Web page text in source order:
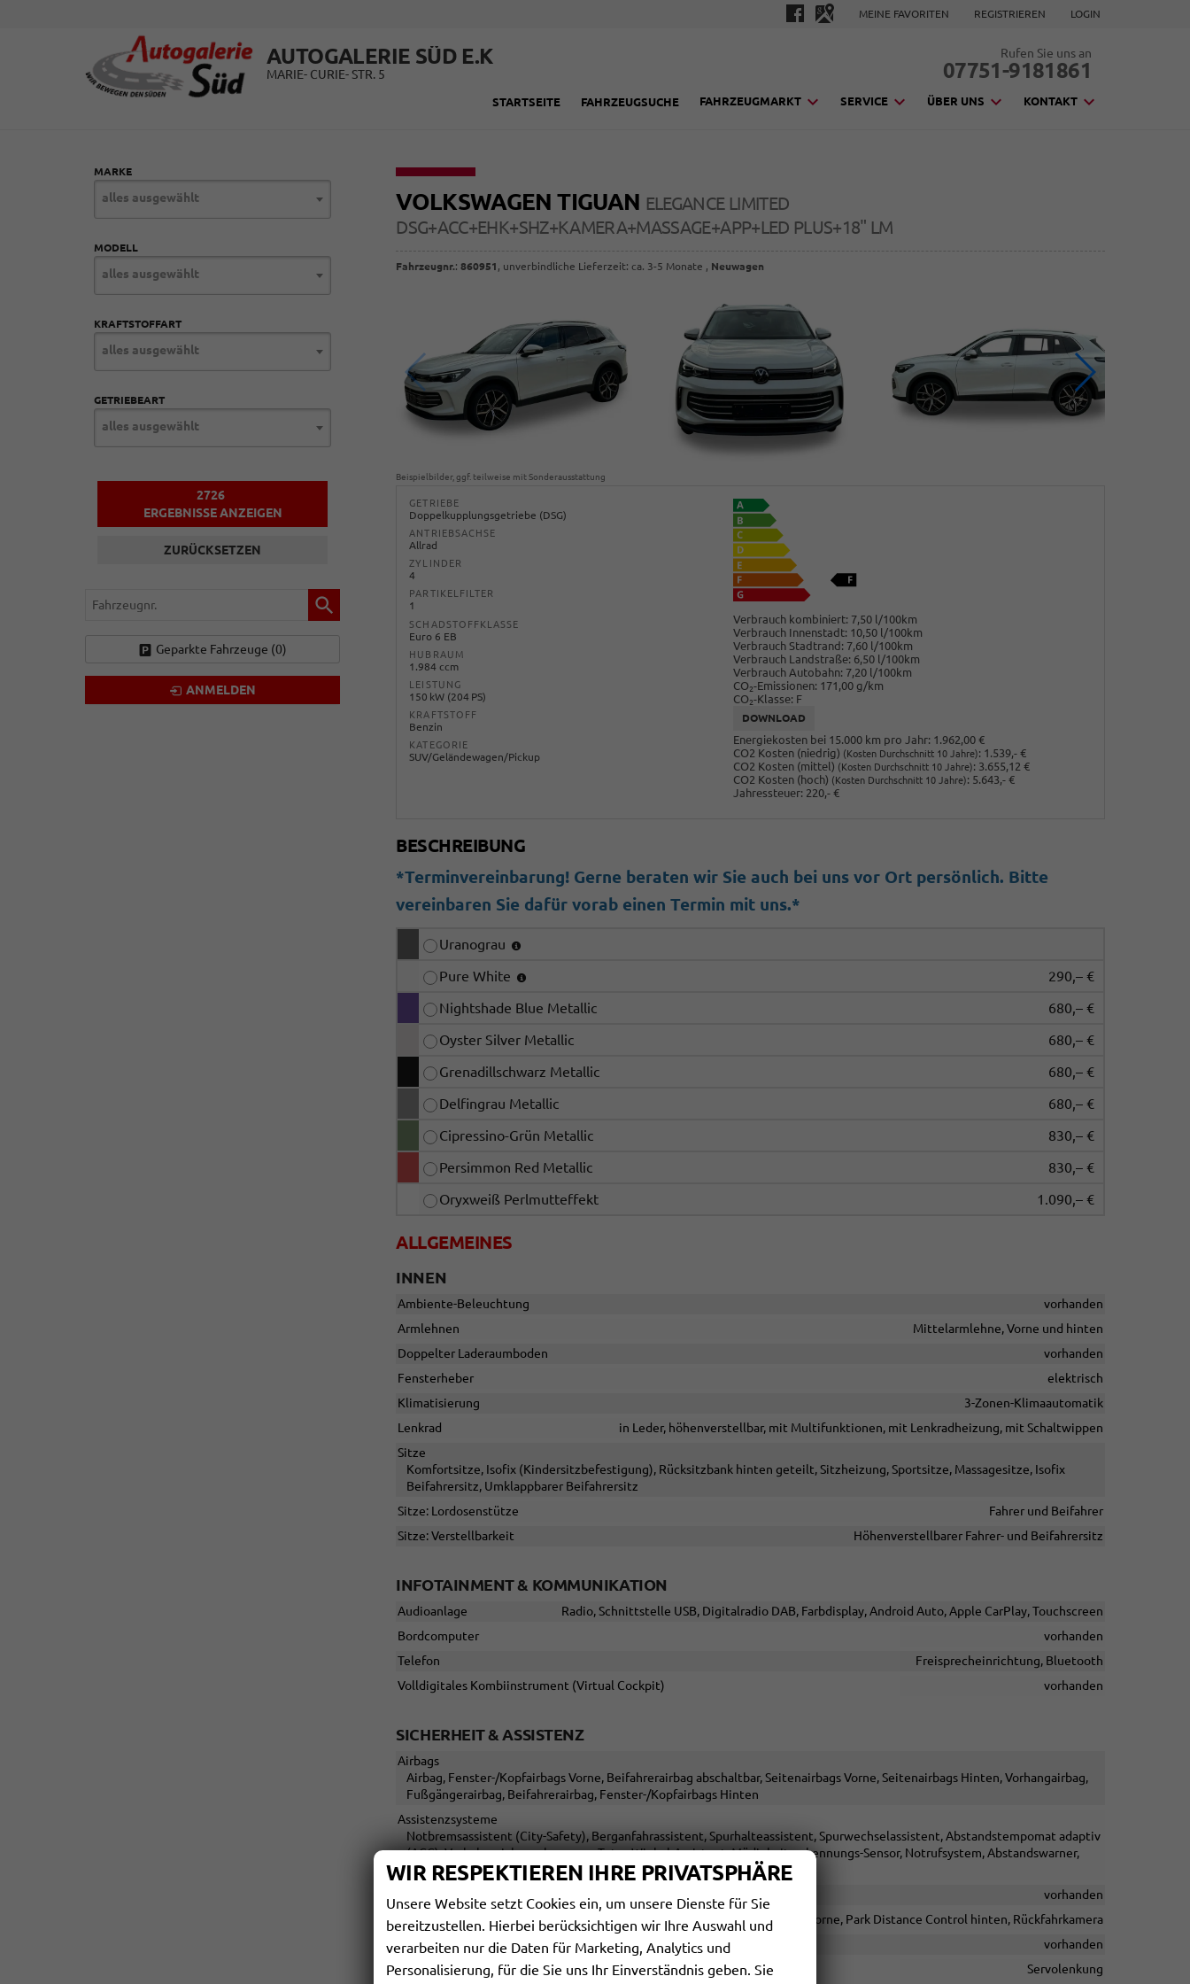
MEINE FAVORITEN REGISTRIEREN LOGIN
AUTOGALERIE SÜD E.K
MARIE- CURIE- STR. 5
Rufen Sie uns an
07751-9181861
STARTSEITE FAHRZEUGSUCHE FAHRZEUGMARKT SERVICE ÜBER UNS KONTAKT
VOLKSWAGEN TIGUAN ELEGANCE LIMITED
DSG+ACC+EHK+SHZ+KAMERA+MASSAGE+APP+LED PLUS+18" LM
Fahrzeugnr.:860951 , unverbindliche Lieferzeit: ca. 3-5 Monate , Neuwagen
Beispielbilder, ggf. teilweise mit Sonderausstattung
GETRIEBE
Doppelkupplungsgetriebe (DSG)
ANTRIEBSACHSE
Allrad
ZYLINDER
4
PARTIKELFILTER
1
SCHADSTOFFKLASSE
Euro 6 EB
HUBRAUM
1.984 ccm
LEISTUNG
150 kW (204 PS)
KRAFTSTOFF
Benzin
KATEGORIE
SUV/Geländewagen/Pickup
Verbrauch kombiniert: 7,50 l/100km
Verbrauch Innenstadt: 10,50 l/100km
Verbrauch Stadtrand: 7,60 l/100km
Verbrauch Landstraße: 6,50 l/100km
Verbrauch Autobahn: 7,20 l/100km
CO2-Emissionen: 171,00 g/km
CO2-Klasse: F
DOWNLOAD
Energiekosten bei 15.000 km pro Jahr: 1.962,00 €
CO2 Kosten (niedrig) (Kosten Durchschnitt 10 Jahre): 1.539,- €
CO2 Kosten (mittel) (Kosten Durchschnitt 10 Jahre): 3.655,12 €
CO2 Kosten (hoch) (Kosten Durchschnitt 10 Jahre): 5.643,- €
Jahressteuer: 220,- €
BESCHREIBUNG
*Terminvereinbarung! Gerne beraten wir Sie auch bei uns vor Ort persönlich. Bitte
vereinbaren Sie dafür vorab einen Termin mit uns.*
Uranograu
Pure White
290,– €
Nightshade Blue Metallic
680,– €
Oyster Silver Metallic
680,– €
Grenadillschwarz Metallic
680,– €
Delfingrau Metallic
680,– €
Cipressino-Grün Metallic
830,– €
Persimmon Red Metallic
830,– €
Oryxweiß Perlmutteffekt
1.090,– €
ALLGEMEINES
INNEN
Ambiente-Beleuchtung
vorhanden
Armlehnen
Mittelarmlehne, Vorne und hinten
Doppelter Laderaumboden
vorhanden
Fensterheber
elektrisch
Klimatisierung
3-Zonen-Klimaautomatik
Lenkrad
in Leder, höhenverstellbar, mit Multifunktionen, mit Lenkradheizung, mit Schaltwippen
Sitze
Komfortsitze, Isofix (Kindersitzbefestigung), Rücksitzbank hinten geteilt, Sitzheizung, Sportsitze, Massagesitze, Isofix
Beifahrersitz, Umklappbarer Beifahrersitz
Sitze: Lordosenstütze
Fahrer und Beifahrer
Sitze: Verstellbarkeit
Höhenverstellbarer Fahrer- und Beifahrersitz
INFOTAINMENT & KOMMUNIKATION
Audioanlage
Radio, Schnittstelle USB, Digitalradio DAB, Farbdisplay, Android Auto, Apple CarPlay, Touchscreen
Bordcomputer
vorhanden
Telefon
Freisprecheinrichtung, Bluetooth
Volldigitales Kombiinstrument (Virtual Cockpit)
vorhanden
SICHERHEIT & ASSISTENZ
Airbags
Airbag, Fenster-/Kopfairbags Vorne, Beifahrerairbag abschaltbar, Seitenairbags Vorne, Seitenairbags Hinten, Vorhangairbag,
Fußgängerairbag, Beifahrerairbag, Fenster-/Kopfairbags Hinten
Assistenzsysteme
Notbremsassistent (City-Safety), Berganfahrassistent, Spurhalteassistent, Spurwechselassistent, Abstandstempomat adaptiv
(ACC), Verkehrzeichenerkennung, Toter-Winkel-Assistent, Müdigkeitserkennungs-Sensor, Notrufsystem, Abstandswarner,
Bergabfahrassistent
vorhanden
Einparkhilfe
Selbstlenkendes System, Park Distance Control vorne, Park Distance Control hinten, Rückfahrkamera
Innenspiegel automatisch abblendend
vorhanden
Lenkung
Servolenkung
MARKE
alles ausgewählt
MODELL
alles ausgewählt
KRAFTSTOFFART
alles ausgewählt
GETRIEBEART
alles ausgewählt
2726
ERGEBNISSE ANZEIGEN
ZURÜCKSETZEN
Fahrzeugnr.
Geparkte Fahrzeuge (0)
ANMELDEN
WIR RESPEKTIEREN IHRE PRIVATSPHÄRE
Unsere Website setzt Cookies ein, um unsere Dienste für Sie
bereitzustellen. Hierbei berücksichtigen wir Ihre Auswahl und
verarbeiten nur die Daten für Marketing, Analytics und
Personalisierung, für die Sie uns Ihr Einverständnis geben. Sie